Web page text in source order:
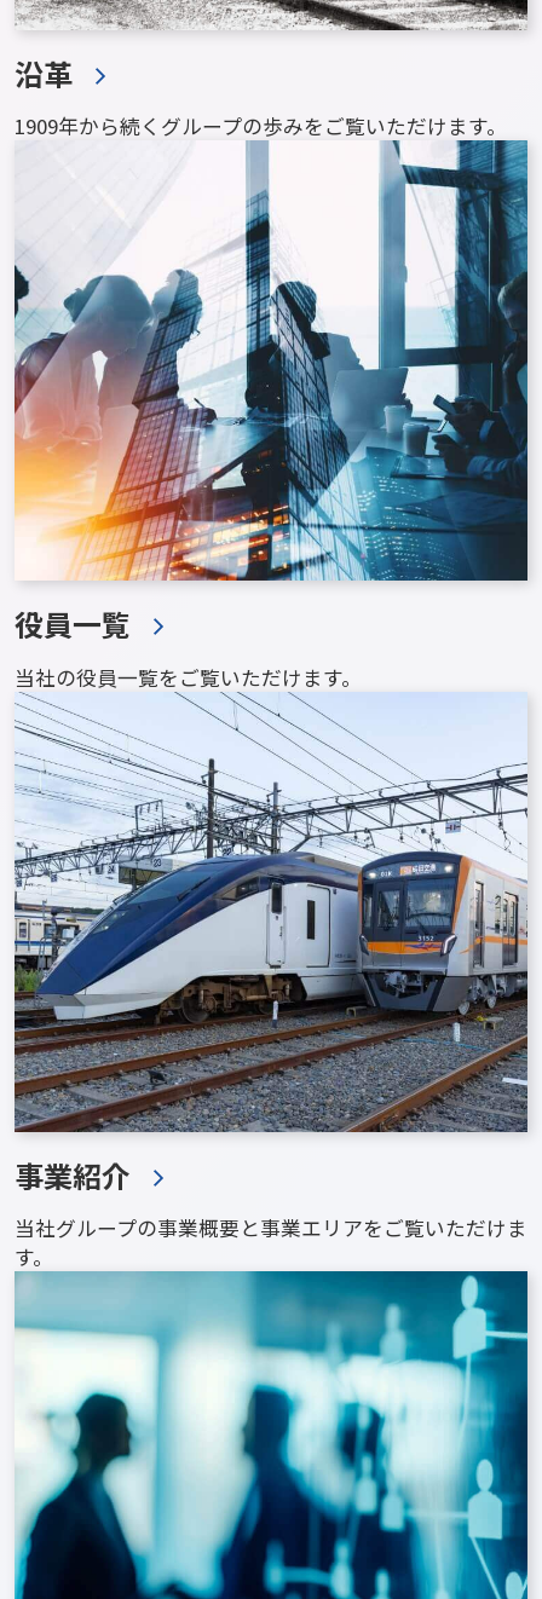
沿革
1909年から続くグループの歩みをご覧いただけます。
役員一覧
当社の役員一覧をご覧いただけます。
事業紹介
当社グループの事業概要と事業エリアをご覧いただけま
す。